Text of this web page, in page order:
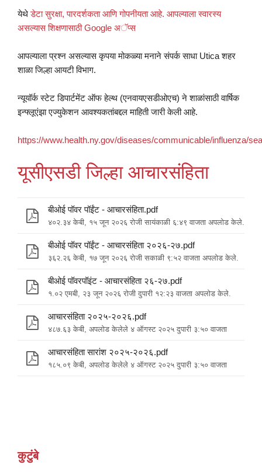
येथेडेटा सुरक्षा, पारदर्शकता आणि गोपनीयता आहे. आपल्याला स्वारस्य
असल्यास शिक्षणासाठी Google अॅप्स
आपल्याला प्रश्न असल्यास कृपया मोकळ्या मनाने संपर्क साधा Utica शहर
शाळा जिल्हा आयटी विभाग.
न्यूयॉर्क स्टेट डिपार्टमेंट ऑफ हेल्थ (एनवायएसडीओएच) ने शाळांसाठी वार्षिक
इन्फ्लूएंझा एज्युकेशन आवश्यकतांबद्दल माहिती जारी केली आहे.
https://www.health.ny.gov/diseases/communicable/influenza/
यूसीएसडी जिल्हा आचारसंहिता
बीओई पॉवर पॉईंट - आचारसंहिता.pdf
४०२.३४ केबी, १५ जून २०२६ रोजी सायंकाळी ६:४९ वाजता अपलोड केले.
बीओई पॉवर पॉईंट - आचारसंहिता २०२६-२७.pdf
३६२.२६ केबी, १७ जून २०२६ रोजी सकाळी ९:५२ वाजता अपलोड केले.
बीओई पॉवरपॉइंट - आचारसंहिता २६-२७.pdf
१.०२ एमबी, २३ जून २०२६ रोजी दुपारी १२:२३ वाजता अपलोड केले.
आचारसंहिता २०२५-२०२६.pdf
४८७.६३ केबी, अपलोड केलेले ४ ऑगस्ट २०२५ दुपारी ३:५० वाजता
आचारसंहिता सारांश २०२५-२०२६.pdf
१८५.०९ केबी, अपलोड केलेले ४ ऑगस्ट २०२५ दुपारी ३:५० वाजता
कुटुंबे